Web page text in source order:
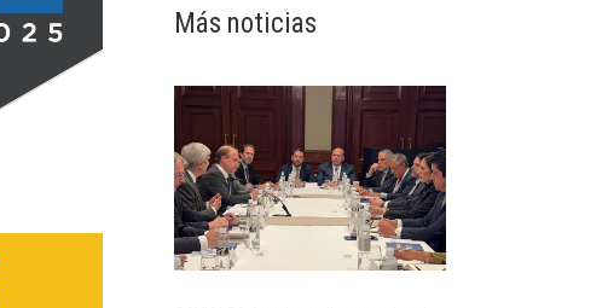
Más noticias